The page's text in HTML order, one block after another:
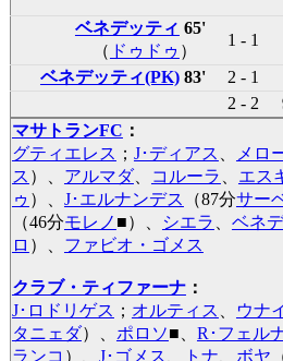
ベネデッティ 65'
（ ドゥドゥ ）
1 - 1
ベネデッティ(PK)83'
2 - 1
2 - 2
マサトランFC ：
グティエレス ； J･ディアス メロ
ス ）、 アルマダ、 コルーラ エス
ゥ ）、 J･エルナンデス （87分サー
（46分モレノ ■）、 シエラ ベネ
ロ ）、 ファビオ・ゴメス
クラブ・ティファーナ：
J･ロドリゲス ； オルティス ウナ
タニェダ）、 ポロソ■ R･フェル
ランコ ）、 J･ゴメス トナ ボヤ